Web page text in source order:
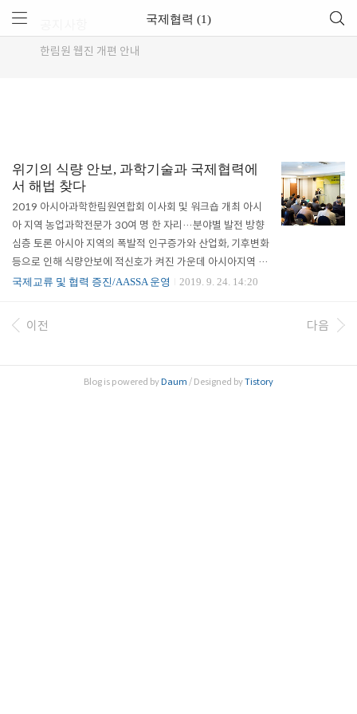
한림원 웹진 개편 안내
국제협력 (1)
위기의 식량 안보, 과학기술과 국제협력에
서 해법 찾다
2019 아시아과학한림원연합회 이사회 및 워크숍 개최 아시
아 지역 농업과학전문가 30여 명 한 자리…분야별 발전 방향
심층 토론 아시아 지역의 폭발적 인구증가와 산업화, 기후변화
등으로 인해 식량안보에 적신호가 켜진 가운데 아시아지역 농
업과학분야 리더들이 한자리에 모여 지속가능농업의 발전방
민구)과 아시아과학한림원연합회(Association of Academi
es and Societies of Sciences in Asia, AASSA)는 9월 23
동 개최했다. AASSA는 아시아 최대 과학기술 국제기구로..
국제교류 및 협력 증진/AASSA 운영 2019. 9. 24. 14:20
이전 다음
Blog is powered byDaum / Designed byTistory